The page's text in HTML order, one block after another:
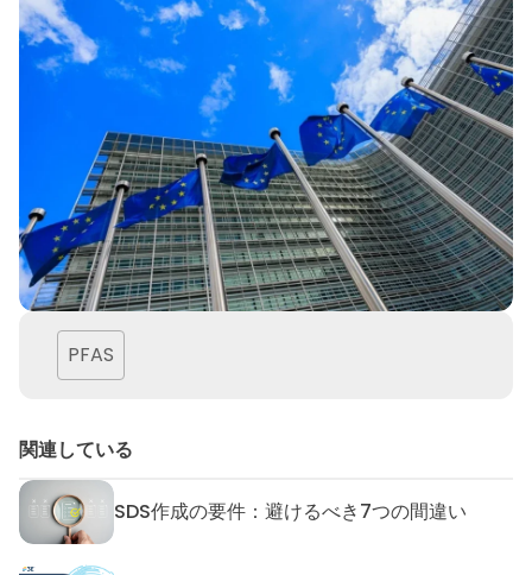
PFAS
関連している
SDS作成の要件：避けるべき7つの間違い
SDS作成の要件：避けるべき7